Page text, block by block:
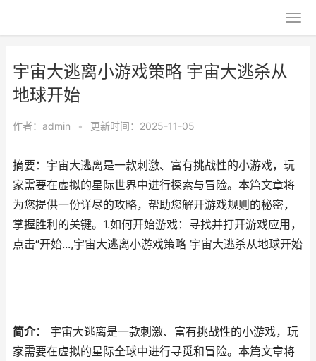
宇宙大逃离小游戏策略 宇宙大逃杀从
地球开始
作者： admin • 更新时间：2025-11-05
摘要：宇宙大逃离是一款刺激、富有挑战性的小游戏，玩
家需要在虚拟的星际世界中进行探索与冒险。本篇文章将
为您提供一份详尽的攻略，帮助您解开游戏规则的秘密，
掌握胜利的关键。1.如何开始游戏：寻找并打开游戏应用，
点击“开始...,宇宙大逃离小游戏策略 宇宙大逃杀从地球开始
简介：
宇宙大逃离是一款刺激、富有挑战性的小游戏，玩
家需要在虚拟的星际全球中进行寻觅和冒险。本篇文章将